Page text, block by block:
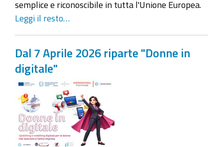
semplice e riconoscibile in tutta l'Unione Europea.
Leggi il resto…
Dal 7 Aprile 2026 riparte "Donne in
digitale"